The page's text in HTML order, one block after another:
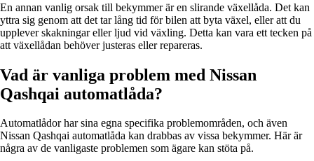
En annan vanlig orsak till bekymmer är en slirande växellåda. Det kan
yttra sig genom att det tar lång tid för bilen att byta växel, eller att du
upplever skakningar eller ljud vid växling. Detta kan vara ett tecken på
att växellådan behöver justeras eller repareras.
Vad är vanliga problem med Nissan
Qashqai automatlåda?
Automatlådor har sina egna specifika problemområden, och även
Nissan Qashqai automatlåda kan drabbas av vissa bekymmer. Här är
några av de vanligaste problemen som ägare kan stöta på.